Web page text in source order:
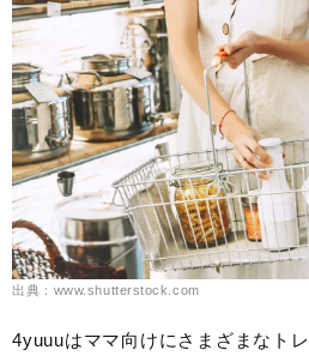
出典：www.shutterstock.com
4yuuuはママ向けにさまざまなト